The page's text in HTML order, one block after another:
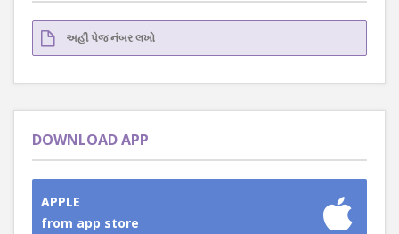
DOWNLOAD APP
APPLE
from app store